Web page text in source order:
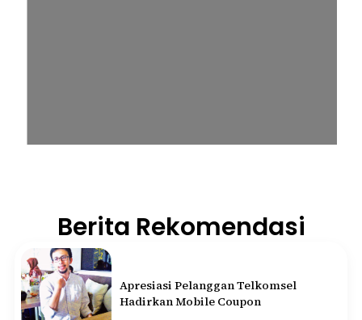
Berita Rekomendasi
Apresiasi Pelanggan Telkomsel
Hadirkan Mobile Coupon